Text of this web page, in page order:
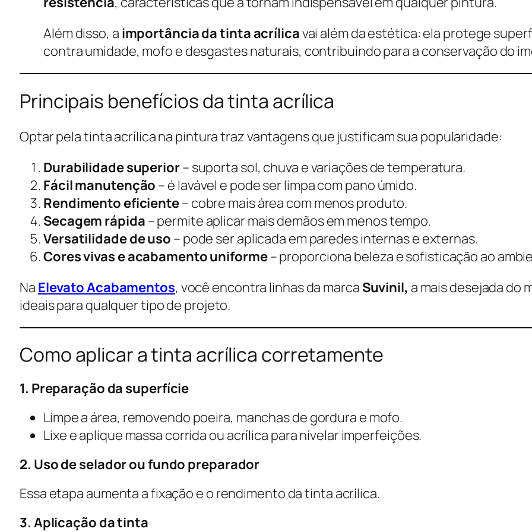
Além disso, a importância da tinta acrílicavai além da estética: ela protege
contra umidade, mofo e desgastes naturais, contribuindo para a conservação do
Principais benefícios da tinta acrílica
Optar pela tinta acrílica na pintura traz vantagens que justificam sua popularidade:
Durabilidade superior– suporta sol, chuva e variações de temperatura.
Fácil manutenção – é lavável e pode ser limpa com pano úmido.
Rendimento eficiente– cobre mais área com menos produto.
Secagem rápida – permite aplicar mais demãos em menos tempo.
Versatilidade de uso – pode ser aplicada em paredes internas e externas.
Cores vivas e acabamento uniforme– proporciona beleza e sofisticação ao
Na Elevato Acabamentos, você encontra linhas da marca Suvinil, a mais desejada do
ideais para qualquer tipo de projeto.
Como aplicar a tinta acrílica corretamente
1. Preparação da superfície
Limpe a área, removendo poeira, manchas de gordura e mofo.
Lixe e aplique massa corrida ou acrílica para nivelar imperfeições.
2. Uso de selador ou fundo preparador
Essa etapa aumenta a fixação e o rendimento da tinta acrílica.
3. Aplicação da tinta